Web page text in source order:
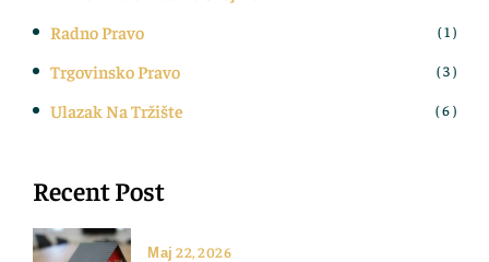
Radno Pravo ( 1 )
Trgovinsko Pravo ( 3 )
Ulazak Na Tržište ( 6 )
Recent Post
Мај 22, 2026